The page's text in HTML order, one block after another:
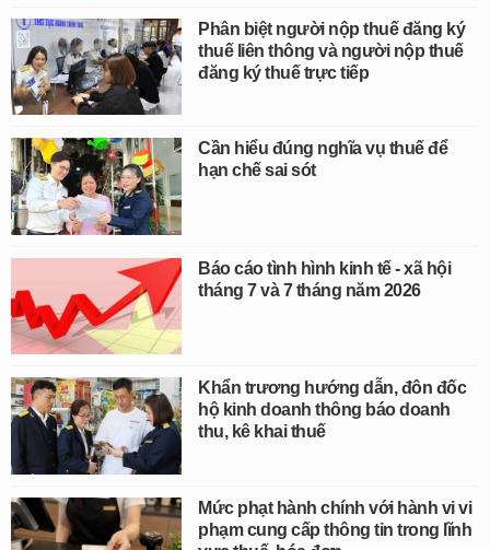
Phân biệt người nộp thuế đăng ký
thuế liên thông và người nộp thuế
đăng ký thuế trực tiếp
Cần hiểu đúng nghĩa vụ thuế để
hạn chế sai sót
Báo cáo tình hình kinh tế - xã hội
tháng 7 và 7 tháng năm 2026
Khẩn trương hướng dẫn, đôn đốc
hộ kinh doanh thông báo doanh
thu, kê khai thuế
Mức phạt hành chính với hành vi vi
phạm cung cấp thông tin trong lĩnh